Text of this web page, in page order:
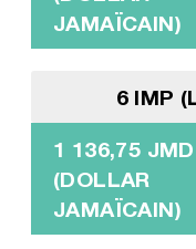
JAMAÏCAIN)
6 IMP
1 136,75 JMD
(DOLLAR
JAMAÏCAIN)